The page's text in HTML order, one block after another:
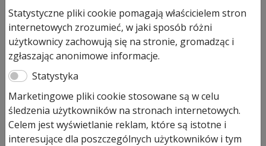
Zamek wpuszczany do „Drzwi
ZK Eco lewy / prawy”
169,00zł
Na stanie (może być zamówiony)
Statystyczne pliki cookie pomagają właścicielem stron
internetowych zrozumieć, w jaki sposób różni
użytkownicy zachowują się na stronie, gromadząc i
zgłaszając anonimowe informacje.
Statystyka
Marketingowe pliki cookie stosowane są w celu
śledzenia użytkowników na stronach internetowych.
Celem jest wyświetlanie reklam, które są istotne i
interesujące dla poszczególnych użytkowników i tym